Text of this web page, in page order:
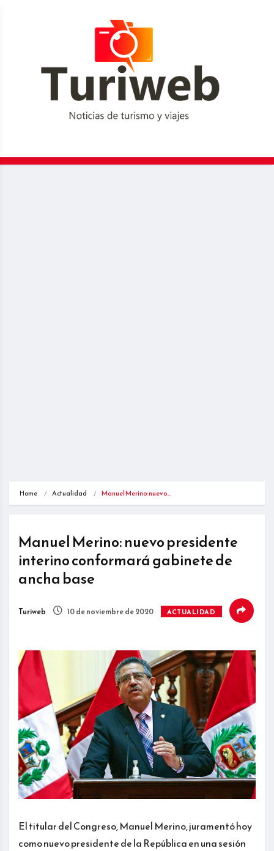
Home Actualidad Manuel Merino: nuevo…
Manuel Merino: nuevo presidente
interino conformará gabinete de
ancha base
Turiweb 10 de noviembre de 2020 ACTUALIDAD
El titular del Congreso, Manuel Merino, juramentó hoy
como nuevo presidente de la República en una sesión